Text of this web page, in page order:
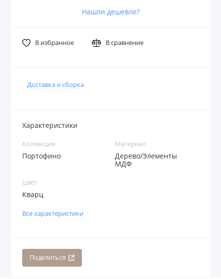
Нашли дешевле?
В избранное В сравнение
Доставка и сборка
Характеристики
Коллекция
Портофино
Материал
Дерево/Элементы
МДФ
Цвет
Кварц
Все характеристики
Поделиться